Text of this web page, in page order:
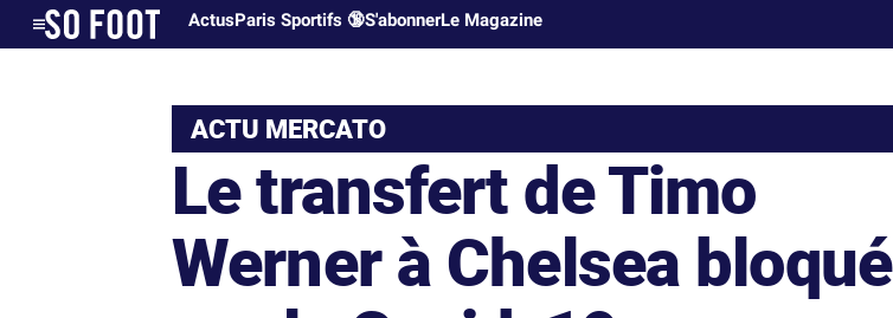
ActusParis Sportifs 🔞S'abonnerLe Magazine
ACTU MERCATO
Le transfert de Timo
Werner à Chelsea bloqué